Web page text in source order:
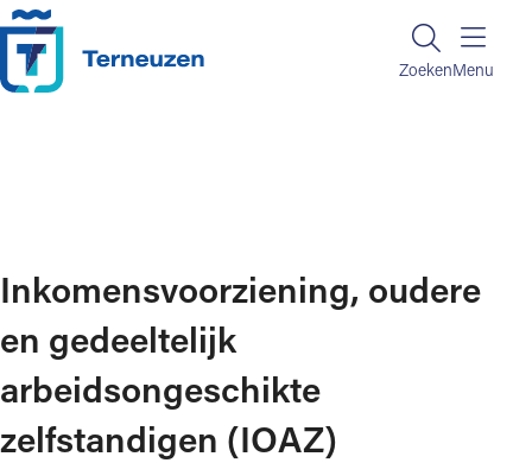
Ga naar de inhoud
ZoekenZoeken
Menu
Inkomensvoorziening, oudere
en gedeeltelijk
arbeidsongeschikte
zelfstandigen (IOAZ)